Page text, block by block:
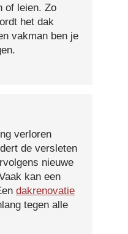
of leien. Zo
het dak
vakman ben je
verloren
de versleten
nieuwe
kan een
dakrenovatie
tegen alle